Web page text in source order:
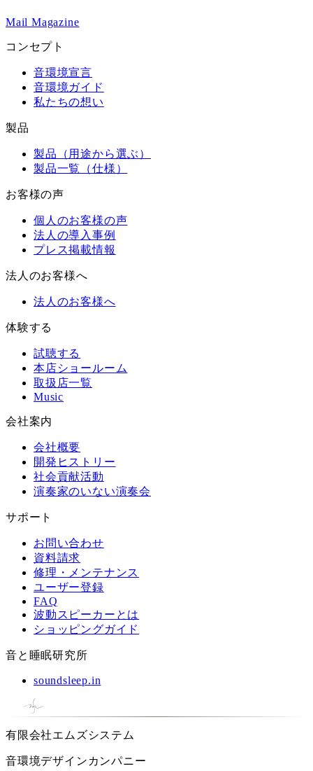
Mail Magazine
コンセプト
音環境宣言
音環境ガイド
私たちの想い
製品
製品（用途から選ぶ）
製品一覧（仕様）
お客様の声
個人のお客様の声
法人の導入事例
プレス掲載情報
法人のお客様へ
法人のお客様へ
体験する
試聴する
本店ショールーム
取扱店一覧
Music
会社案内
会社概要
開発ヒストリー
社会貢献活動
演奏家のいない演奏会
サポート
お問い合わせ
資料請求
修理・メンテナンス
ユーザー登録
FAQ
波動スピーカーとは
ショッピングガイド
音と睡眠研究所
soundsleep.in
有限会社エムズシステム
音環境デザインカンパニー